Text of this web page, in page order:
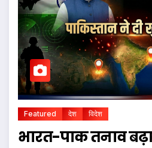
Featured देश विदेश
भारत-पाक तनाव